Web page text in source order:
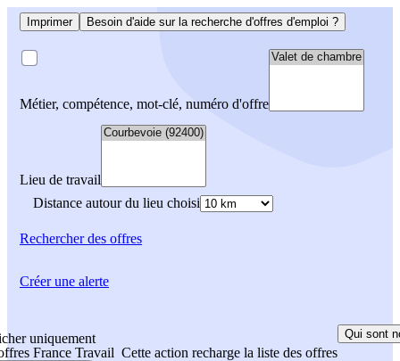
Imprimer Besoin d'aide sur la recherche d'offres d'emploi ?
Métier, compétence, mot-clé, numéro d'offre
Lieu de travail
Distance autour du lieu choisi
Rechercherdes offres
uniquement
France Travail Cette action recharge la liste des offres
Qui sont
Créer une alerte